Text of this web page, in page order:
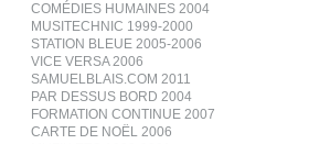
COMÉDIES HUMAINES 2004
MUSITECHNIC 1999-2000
STATION BLEUE 2005-2006
VICE VERSA 2006
SAMUELBLAIS.COM 2011
PAR DESSUS BORD 2004
FORMATION CONTINUE 2007
CARTE DE NOËL 2006